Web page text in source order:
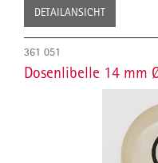
DETAILANSICHT
361 051
Dosenlibelle 14 mm